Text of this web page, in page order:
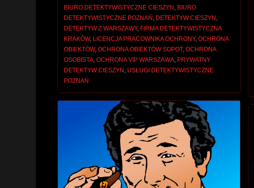
BIURO DETEKTYWISTYCZNE CIESZYN BIURO
DETEKTYWISTYCZNE POZNAŃ DETEKTYW CIESZYN
DETEKTYW Z WARSZAWY, FIRMA DETEKTYWISTYCZNA
KRAKÓW, LICENCJA PRACOWNIKA OCHRONY, OCHRONA
OBIEKTÓW, OCHRONA OBIEKTÓW SOPOT, OCHRONA
OSOBISTA, OCHRONA VIP WARSZAWA, PRYWATNY
DETEKTYW CIESZYN USŁUGI DETEKTYWISTYCZNE
POZNAŃ